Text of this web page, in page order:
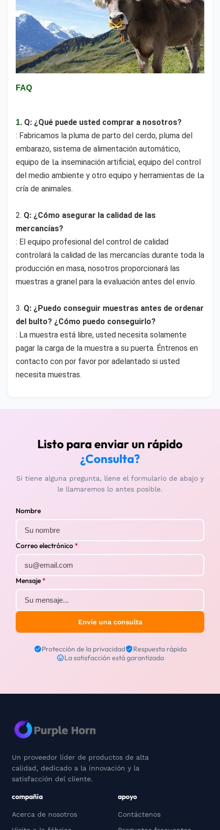
FAQ
1. Q: ¿Qué puede usted comprar a nosotros?
: Fabricamos la pluma de parto del cerdo, pluma del
embarazo, sistema de alimentación automático,
equipo de la inseminación artificial, equipo del control
del medio ambiente y otro equipo y herramientas de la
cría de animales.
2. Q: ¿Cómo asegurar la calidad de las
mercancías?
: El equipo profesional del control de calidad
controlará la calidad de las mercancías durante toda la
producción en masa, nosotros proporcionará las
muestras a granel para la evaluación antes del envío.
3. Q: ¿Puedo conseguir muestras antes de ordenar
del bulto? ¿Cómo puedo conseguirlo?
: La muestra está libre, usted necesita solamente
pagar la carga de la muestra a su puerta. Éntrenos en
contacto con por favor por adelantado si usted
necesita muestras.
Listo para enviar un rápido
¿Consulta?
Si tiene alguna pregunta, llene el formulario de abajo y
le llamaremos lo antes posible.
Nombre
Correo electrónico*
Mensaje*
Envíe una consulta
Protección de la privacidad
Respuesta rápida
La satisfacción está garantizada
Un proveedor líder de productos de alta
calidad, dedicado a la innovación y la
satisfacción del cliente.
compañía
Acerca de nosotros
apoyo
Contáctenos